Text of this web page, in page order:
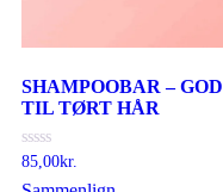
SHAMPOOBAR – GOD
TIL TØRT HÅR
Vurderet
85,00kr.